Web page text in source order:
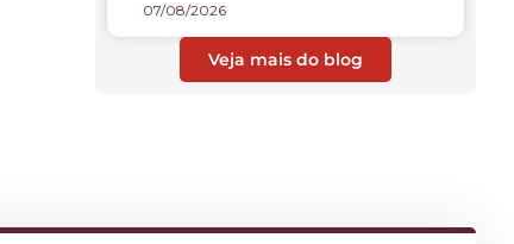
07/08/2026
Veja mais do blog